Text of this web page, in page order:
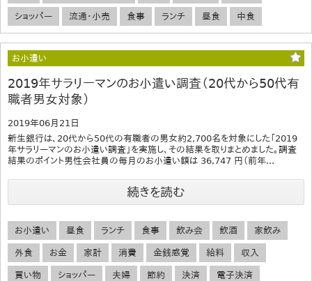
ショッパー 流通・小売 食事 ランチ 昼食 中食
お小遣い
2019年サラリーマンのお小遣い調査（20代から50代有
職者男女対象）
2019年06月21日
新生銀行は、20代から50代の有職者の男女約2,700名を対象にした「2019
年サラリーマンのお小遣い調査」を実施し、その結果を取りまとめました。調査
結果のポイント男性会社員の毎月のお小遣い額は 36,747 円（前年...
続きを読む
お小遣い 昼食 ランチ 食事 飲み会 飲酒 家飲み
外食 お金 家計 消費 金銭感覚 給料 収入
買い物 ショッパー 夫婦 節約 決済 電子決済